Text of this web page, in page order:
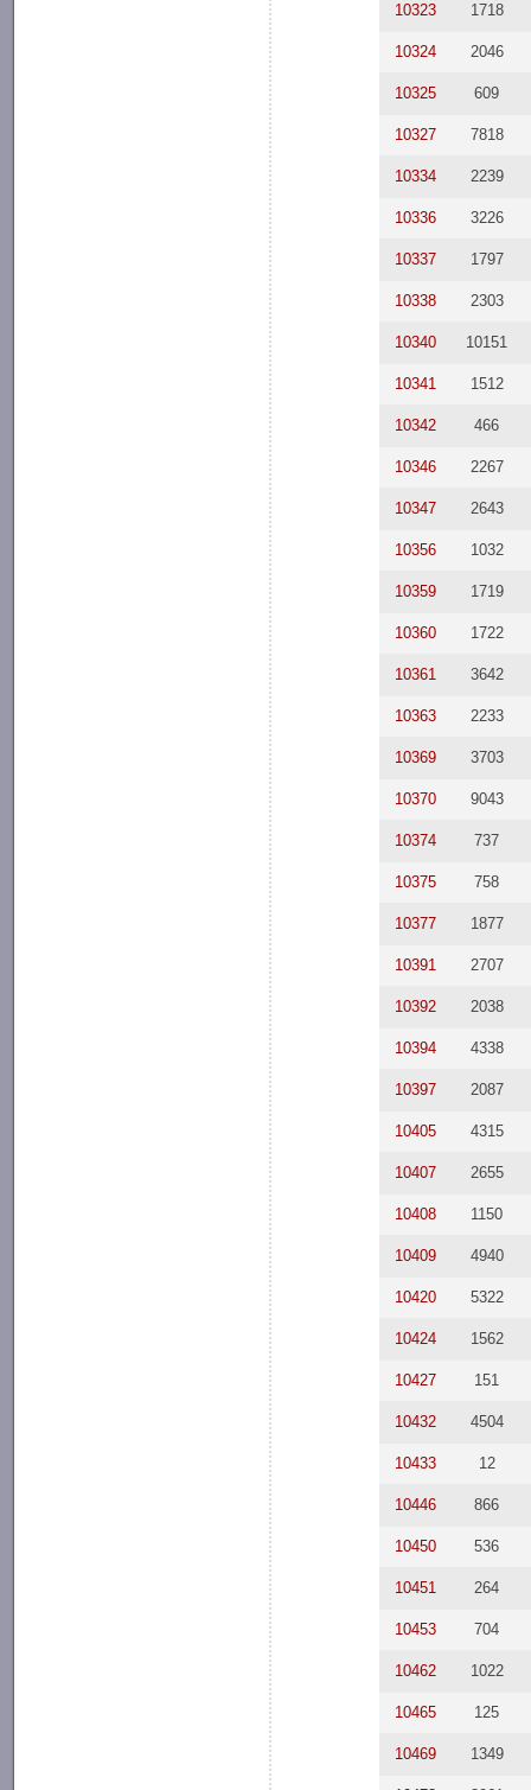
10323 1718
10324 2046
10325 609
10327 7818
10334 2239
10336 3226
10337 1797
10338 2303
10340 10151
10341 1512
10342 466
10346 2267
10347 2643
10356 1032
10359 1719
10360 1722
10361 3642
10363 2233
10369 3703
10370 9043
10374 737
10375 758
10377 1877
10391 2707
10392 2038
10394 4338
10397 2087
10405 4315
10407 2655
10408 1150
10409 4940
10420 5322
10424 1562
10427 151
10432 4504
10433 12
10446 866
10450 536
10451 264
10453 704
10462 1022
10465 125
10469 1349